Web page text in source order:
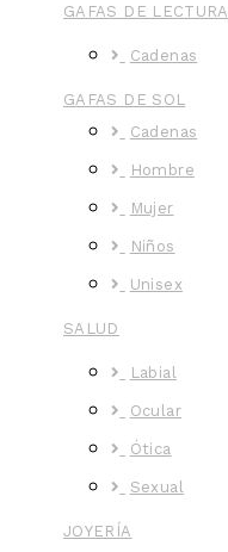
GAFAS DE LECTURA
Cadenas
GAFAS DE SOL
Cadenas
Hombre
Mujer
Niños
Unisex
SALUD
Labial
Ocular
Ótica
Sexual
JOYERÍA